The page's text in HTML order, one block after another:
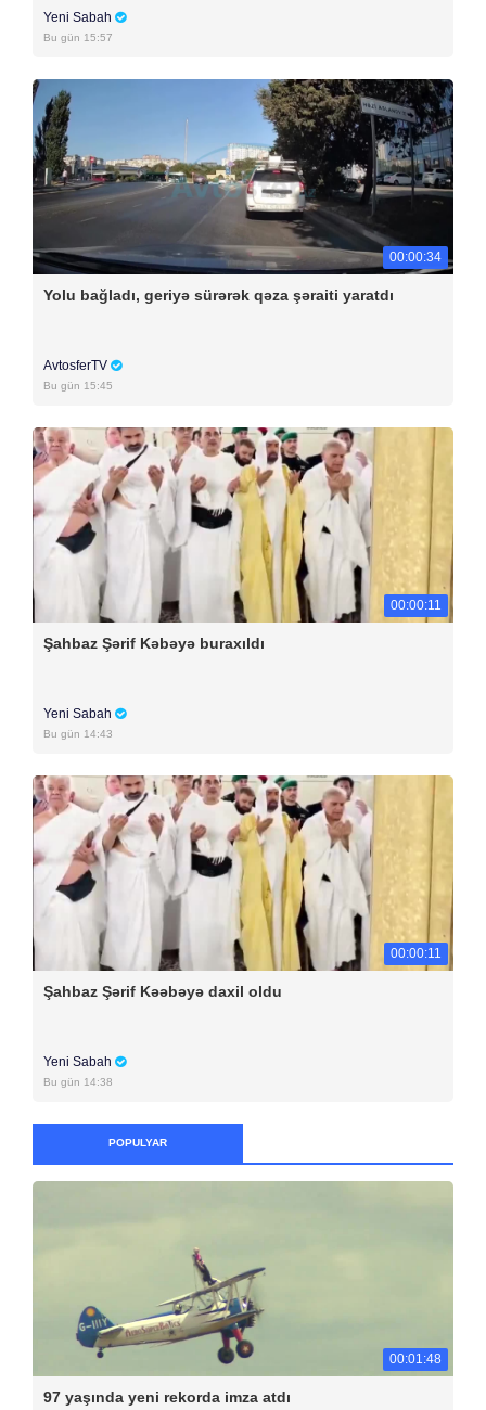
Yeni Sabah
Bu gün 15:57
00:00:34
Yolu bağladı, geriyə sürərək qəza şəraiti yaratdı
AvtosferTV
Bu gün 15:45
00:00:11
Şahbaz Şərif Kəbəyə buraxıldı
Yeni Sabah
Bu gün 14:43
00:00:11
Şahbaz Şərif Kəəbəyə daxil oldu
Yeni Sabah
Bu gün 14:38
POPULYAR
00:01:48
97 yaşında yeni rekorda imza atdı